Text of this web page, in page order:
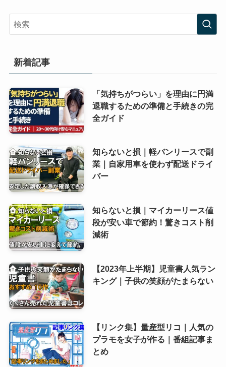
新着記事
「気持ちがつらい」を理由に円満
退職するための準備と手続きの完
全ガイド
知らないと損｜軽バンリースで副
業｜自家用車を使わず配送ドライ
バー
知らないと損｜マイカーリース値
段が安い車で節約！驚きコスト削
減術
【2023年上半期】児童書人気ラン
キング｜子供の笑顔がたまらない
【リンク集】量産型リコ｜人気の
プラモを女子が作る｜番組記事ま
とめ